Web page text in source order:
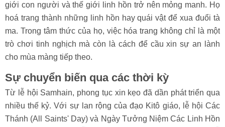
giới con người và thế giới linh hồn trở nên mỏng manh. Họ
hoá trang thành những linh hồn hay quái vật để xua đuổi tà
ma. Trong tâm thức của họ, việc hóa trang không chỉ là một
trò chơi tinh nghịch mà còn là cách để cầu xin sự an lành
cho mùa màng tiếp theo.
Sự chuyển biến qua các thời kỳ
Từ lễ hội Samhain, phong tục xin kẹo đã dần phát triển qua
nhiều thế kỷ. Với sự lan rộng của đạo Kitô giáo, lễ hội Các
Thánh (All Saints' Day) và Ngày Tưởng Niệm Các Linh Hồn